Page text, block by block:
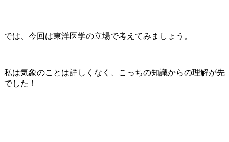
では、今回は東洋医学の立場で考えてみましょう。
私は気象のことは詳しくなく、こっちの知識からの理解が先
でした！